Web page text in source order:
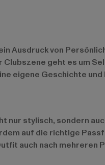
Ausdruck von
geht es um
eigene Geschichte und
stylisch, sondern
auf die richtige
auch nach mehreren